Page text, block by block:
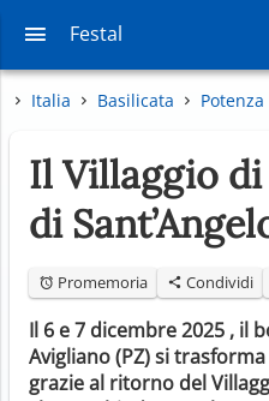
Festal
Italia Basilicata Potenza
Il Villaggio di
di
Promemoria Condividi
Il 6 e 7 dicembre 2025 , il
Avigliano (PZ) si
grazie al ritorno del